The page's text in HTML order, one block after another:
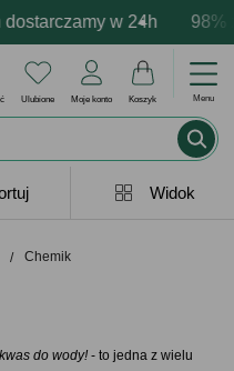
w 24h 98%
i darmowa
Prezentujemy pozytywne
Ulubione Moje konto Koszyk Menu
Chemik
do wody! - to jedna z wielu
Widok